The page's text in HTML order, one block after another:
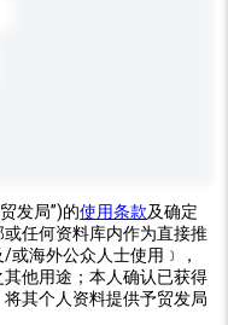
发局”)的使用条款及确定
任何资料库内作为直接推
或海外公众人士使用﹞，
其他用途；本人确认已获得
其个人资料提供予贸发局